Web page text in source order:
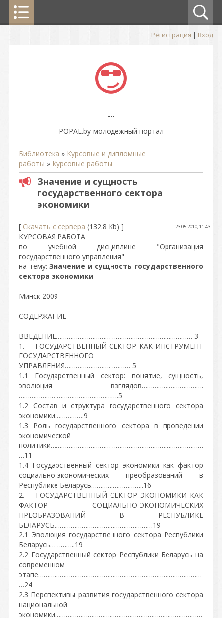
Регистрация | Вход
...
POPAL.by-молодежный портал
Библиотека » Курсовые и дипломные
работы » Курсовые работы
Значение и сущность
государственного сектора
экономики
[ Скачать с сервера (132.8 Kb) ] 23.05.2010, 11:43
КУРСОВАЯ РАБОТА
по учебной дисциплине "Организация
государственного управления"
на тему:Значение и сущность государственного
сектора экономики
Минск 2009
СОДЕРЖАНИЕ
ВВЕДЕНИЕ………………………………………………………………… 3
1. ГОСУДАРСТВЕННЫЙ СЕКТОР КАК ИНСТРУМЕНТ
ГОСУДАРСТВЕННОГО
УПРАВЛЕНИЯ……………………………… 5
1.1 Государственный сектор: понятие, сущность,
эволюция взглядов…………………………….
……………………………………………….5
1.2 Состав и структура государственного сектора
экономики…………….9
1.3 Роль государственного сектора в проведении
экономической
политики…………………………………………………………………………
…11
1.4 Государственный сектор экономики как фактор
социально-экономических преобразований в
Республике Беларусь………………………..16
2. ГОСУДАРСТВЕННЫЙ СЕКТОР ЭКОНОМИКИ КАК
ФАКТОР СОЦИАЛЬНО-ЭКОНОМИЧЕСКИХ
ПРЕОБРАЗОВАНИЙ В РЕСПУБЛИКЕ
БЕЛАРУСЬ………………………………………………19
2.1 Эволюция государственного сектора Республики
Беларусь…………..19
2.2 Государственный сектор Республики Беларусь на
современном
этапе………………………………………………………………………………
…24
2.3 Перспективы развития государственного сектора
национальной
экономики………………………………………………………………………